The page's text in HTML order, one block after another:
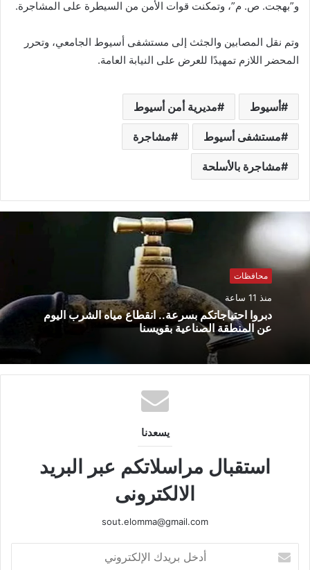
و”بهجت. ص. م”، وتمكنت قوات الأمن من السيطرة على المشاجرة.
وتم نقل المصابين والجثث إلى مستشفى أسيوط الجامعي، وتحرر
المحضر اللازم تمهيدًا للعرض على النيابة العامة.
أسيوط مديرية أمن أسيوط
مستشفى أسيوط مشاجرة
مشاجرة بالأسلحة
محافظات
منذ 11 ساعة
دبروا احتياجاتكم بسرعة.. انقطاع مياه الشرب اليوم
عن المنطقة الصناعية بقويسنا
يسعدنا
استقبال مراسلاتكم عبر البريد
الالكترونى
sout.elomma@gmail.com
بريدك